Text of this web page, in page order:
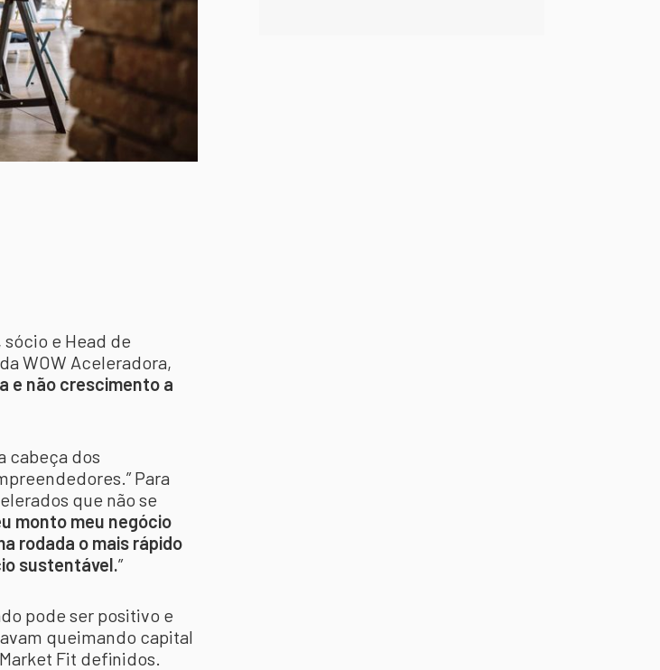
, sócio e Head de
WOW Aceleradora,
e não crescimento a
cabeça dos
Para
que não se
monto meu negócio
rodada o mais rápido
sustentável.”
pode ser positivo e
queimando capital
Fit definidos.